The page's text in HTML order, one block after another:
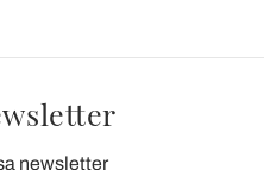
newsletter